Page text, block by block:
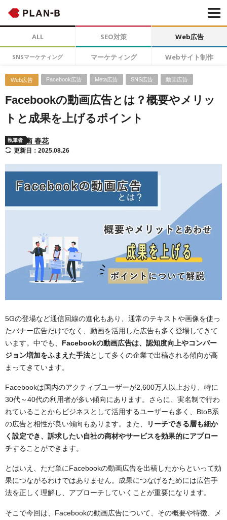
ALL SEO対策 Web広告
SNSマーケティング マーケティング Webサイト制作
Web広告 Facebook広告 Meta広告 SNS広告 動画広告
Facebookの動画広告とは？概要やメリッ
トと成果を上げるポイント
執筆者 南 春花
更新日：2025.08.26
5Gの登場など通信回線の進化もあり、通常のテキストや画像を使っ
たバナー広告だけでなく、動画を活用した広告も多く登場してきて
います。中でも、 Facebookの動画広告は、認知度向上やコンバー
ジョン増加をふまえた手法として多くの企業で出稿される傾向が高
まってきています。
Facebookは国内のアクティブユーザーが2,600万人以上おり、特に
30代～40代の利用者が多い傾向にあります。さらに、実名制で行わ
れていることからビジネスとして活用するユーザーも多く、BtoB系
の広告と相性が良い傾向もあります。また、
リーチできる層も細か
く設定でき、訴求したい自社の商材やサービスを効果的にアプロー
チすることができます。
とはいえ、ただ単にFacebookの動画広告を出稿したからといって効
果につながるわけではありません。成果につなげるためには広告手
法を正しく理解し、アプローチしていくことが重要になります。
そこで今回は、Facebookの動画広告について、その概要や特徴、メ